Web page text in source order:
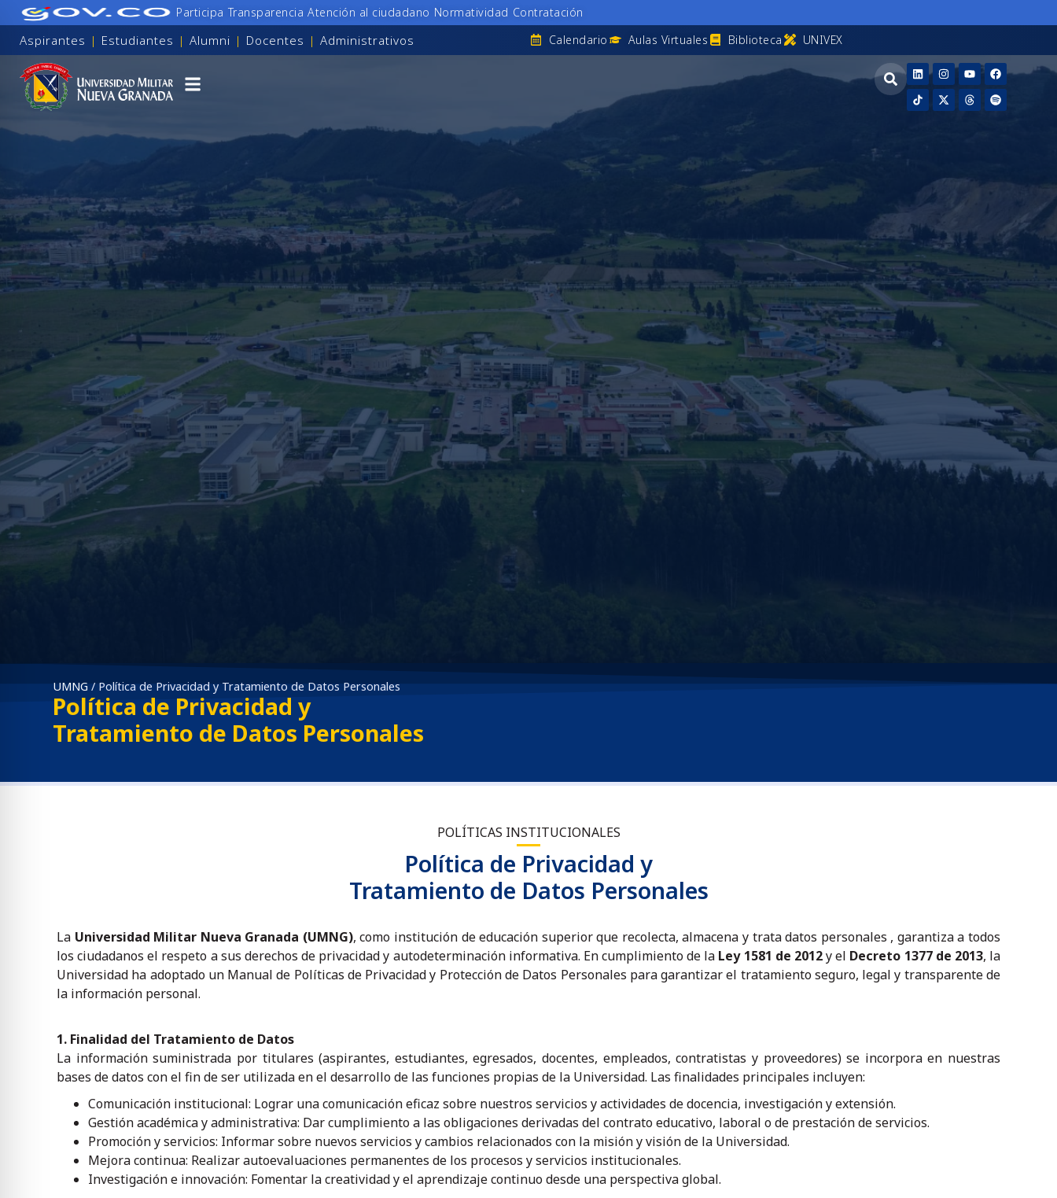
Participa Transparencia Atención al ciudadano Normatividad Contratación
Aspirantes | Estudiantes | Alumni | Docentes | Administrativos Calendario Aulas Virtuales Biblioteca UNIVEX
UMNG / Política de Privacidad y Tratamiento de Datos Personales
Política de Privacidad y
Tratamiento de Datos Personales
POLÍTICAS INSTITUCIONALES
Política de Privacidad y
Tratamiento de Datos Personales
La Universidad Militar Nueva Granada (UMNG), como institución de educación superior que recolecta, almacena y trata datos personales , garantiza a todos
los ciudadanos el respeto a sus derechos de privacidad y autodeterminación informativa. En cumplimiento de la Ley 1581 de 2012y el Decreto 1377 de 2013, la
Universidad ha adoptado un Manual de Políticas de Privacidad y Protección de Datos Personales para garantizar el tratamiento seguro, legal y transparente de
la información personal.
1. Finalidad del Tratamiento de Datos
La información suministrada por titulares (aspirantes, estudiantes, egresados, docentes, empleados, contratistas y proveedores) se incorpora en nuestras
bases de datos con el fin de ser utilizada en el desarrollo de las funciones propias de la Universidad. Las finalidades principales incluyen:
Comunicación institucional: Lograr una comunicación eficaz sobre nuestros servicios y actividades de docencia, investigación y extensión.
Gestión académica y administrativa: Dar cumplimiento a las obligaciones derivadas del contrato educativo, laboral o de prestación de servicios.
Promoción y servicios: Informar sobre nuevos servicios y cambios relacionados con la misión y visión de la Universidad.
Mejora continua: Realizar autoevaluaciones permanentes de los procesos y servicios institucionales.
Investigación e innovación: Fomentar la creatividad y el aprendizaje continuo desde una perspectiva global.
para personas con discapacidad visual
para convulsiones
amigable para el TDAH
ceguera
para epilepsia